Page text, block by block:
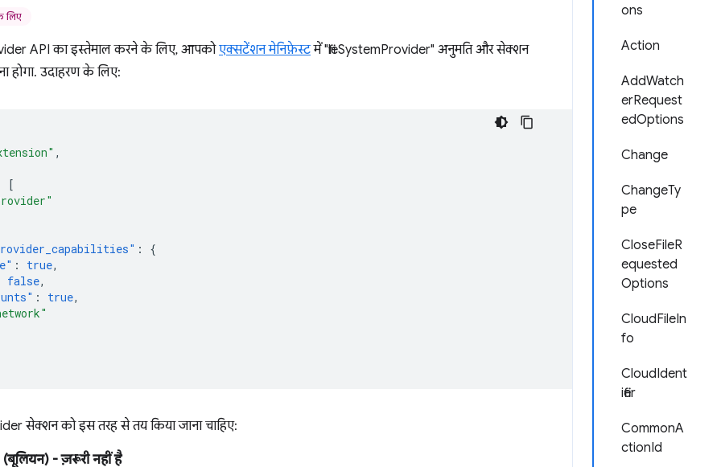
ons
Action
AddWatch
erRequest
edOptions
Change
ChangeTy
pe
CloseFileR
equested
Options
CloudFileIn
fo
CloudIdent
ifier
CommonA
ctionId
लिए
API का इस्तेमाल करने के लिए, आपकोएक्सटेंशन मेनिफ़ेस्टमें "fileSystemProvider" अनुमति और सेक्शन
होगा. उदाहरण के लिए:
,
[
:
{
: true,
false,
: true,
सेक्शन को इस तरह से तय किया जाना चाहिए:
(बूलियन) - ज़रूरी नहीं है